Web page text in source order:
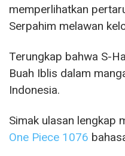
memperlihatkan
Serpahim melawan
Terungkap bahwa S-
Buah Iblis dalam
Indonesia.
Simak ulasan lengkap
One Piece 1076